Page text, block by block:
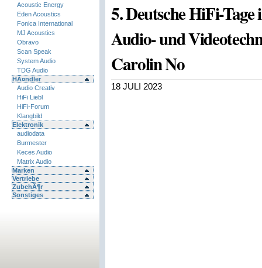
Acoustic Energy
Eden Acoustics
Fonica International
MJ Acoustics
Obravo
Scan Speak
System Audio
TDG Audio
HÃ¤ndler
Audio Creativ
HiFi Liebl
HiFi-Forum
Klangbild
Elektronik
audiodata
Burmester
Keces Audio
Matrix Audio
Marken
Vertriebe
ZubehÃ¶r
Sonstiges
5. Deutsche HiFi-
Audio- und
Carolin No
18 JULI 2023